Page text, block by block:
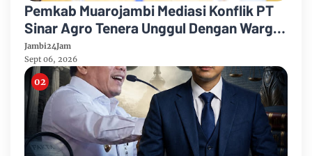
Pemkab Muarojambi Mediasi Konflik PT
Sinar Agro Tenera Unggul Dengan Warga
Sipin Teluk Duren
Jambi24Jam
Sept 06, 2026